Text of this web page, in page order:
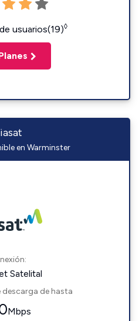
usuarios(19)◊
en Warminster
Satelital
descarga de hasta
Mbps